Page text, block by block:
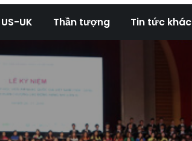
US-UK Thần tượng Tin tức khác